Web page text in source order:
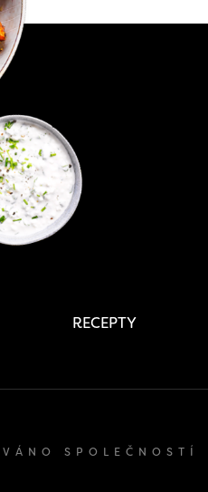
RECEPTY
SPOLEČNOSTÍ